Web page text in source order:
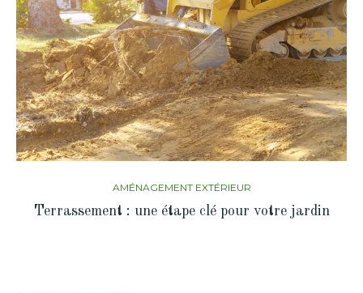
AMÉNAGEMENT EXTÉRIEUR
Terrassement : une étape clé pour votre jardin